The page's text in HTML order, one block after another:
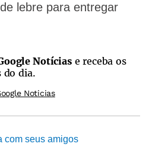
lebre para entregar
Notíciase receba os
do dia.
Noticias
com seus amigos